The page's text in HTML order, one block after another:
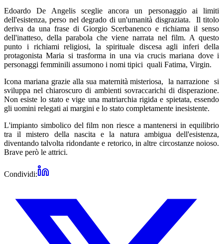
Edoardo De Angelis sceglie ancora un personaggio ai limiti
dell'esistenza, perso nel degrado di un'umanità disgraziata. Il titolo
deriva da una frase di Giorgio Scerbanenco e richiama il senso
dell'inatteso, della parabola che viene narrata nel film. A questo
punto i richiami religiosi, la spirituale discesa agli inferi della
protagonista Maria si trasforma in una via crucis mariana dove i
personaggi femminili assumono i nomi tipici quali Fatima, Virgin.
Icona mariana grazie alla sua maternità misteriosa, la narrazione si
sviluppa nel chiaroscuro di ambienti sovraccarichi di disperazione.
Non esiste lo stato e vige una matriarchia rigida e spietata, essendo
gli uomini relegati ai margini e lo stato completamente inesistente.
L'impianto simbolico del film non riesce a mantenersi in equilibrio
tra il mistero della nascita e la natura ambigua dell'esistenza,
diventando talvolta ridondante e retorico, in altre circostanze noioso.
Brave però le attrici.
Condividi: